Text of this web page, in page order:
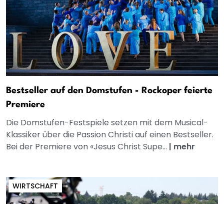
Bestseller auf den Domstufen - Rockoper feierte
Premiere
Die Domstufen-Festspiele setzen mit dem Musical-
Klassiker über die Passion Christi auf einen Bestseller.
Bei der Premiere von «Jesus Christ Supe... | mehr
WIRTSCHAFT